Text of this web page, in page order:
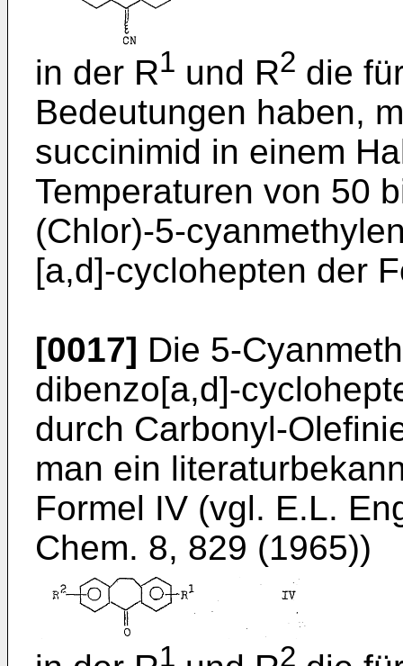
in der R1 und R2 die
Bedeutungen haben,
succinimid in einem
Temperaturen von 50
(Chlor)-5-
[a,d]-cyclohepten der
[0017] Die 5-
dibenzo[a,d]-
durch Carbonyl-
man ein
Formel IV (vgl. E.L.
Chem. 8, 829 (1965))
1 2